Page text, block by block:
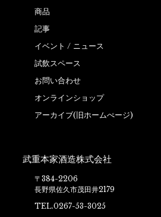
商品
記事
イベント / ニュース
試飲スペース
お問い合わせ
オンラインショップ
アーカイブ(旧ホームぺージ)
武重本家酒造株式会社
〒384-2206
長野県佐久市茂田井2179
TEL.0267-53-3025